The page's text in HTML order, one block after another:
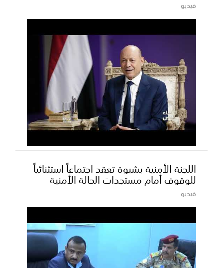
فيديو
اللجنة الأمنية بشبوة تعقد اجتماعاً استثنائياً
للوقوف أمام مستجدات الحالة الأمنية
فيديو